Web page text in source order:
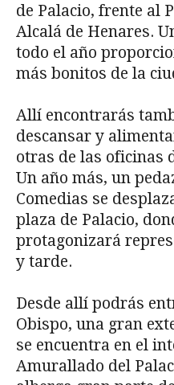
de Palacio, frente al
Alcalá de Henares.
todo el año
más bonitos de la
Allí encontrarás
descansar y
otras de las oficinas
Un año más, un
Comedias se
plaza de Palacio,
protagonizará
y tarde.
Desde allí podrás
Obispo, una gran
se encuentra en el
Amurallado del